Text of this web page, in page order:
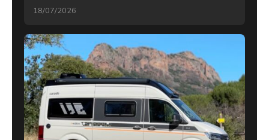
18/07/2026